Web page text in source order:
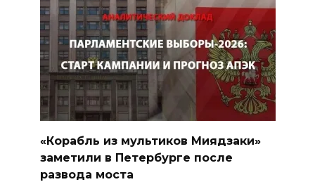
«Корабль из мультиков Миядзаки»
заметили в Петербурге после
развода моста